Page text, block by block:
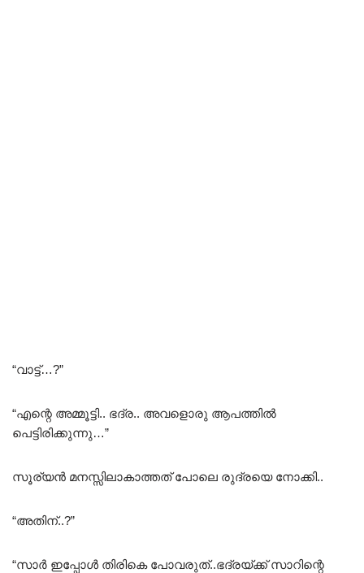
“വാട്ട്‌…?”
“എന്റെ അമ്മൂട്ടി.. ഭദ്ര.. അവളൊരു ആപത്തിൽ
പെട്ടിരിക്കുന്നു…”
സൂര്യൻ മനസ്സിലാകാത്തത് പോലെ രുദ്രയെ നോക്കി..
“അതിന്..?”
“സാർ ഇപ്പോൾ തിരികെ പോവരുത്..ഭദ്രയ്ക്ക് സാറിന്റെ